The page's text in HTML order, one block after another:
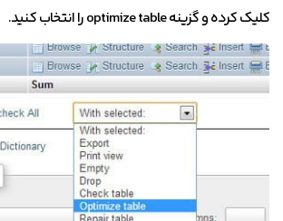
کلیک کرده و گزینه optimize table را انتخاب کنید.